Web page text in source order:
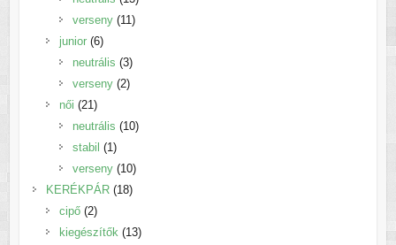
termék
verseny 1111
junior 66
termék
neutrális 33
termék
verseny 22
női 2121
termék
neutrális 1010
stabil 11
termék
verseny 1010
termék
KERÉKPÁR 1818
cipő 22
termék
kiegészítők 1313